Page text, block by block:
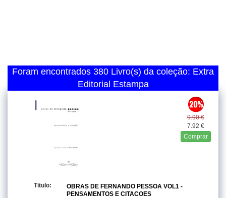
Foram encontrados 380 Livro(s) da coleção: Extra
Editorial Estampa
9.90 €
7.92 €
Comprar
Titulo:
OBRAS DE FERNANDO PESSOA VOL1 -
PENSAMENTOS E CITACOES